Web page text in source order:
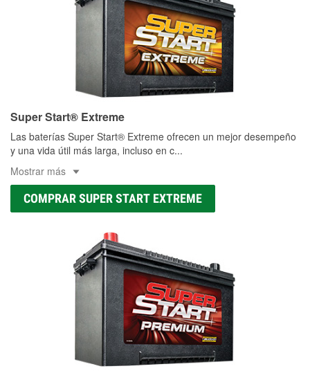
Super Start® Extreme
Las baterías Super Start® Extreme ofrecen un mejor desempeño
y una vida útil más larga, incluso en c...
Mostrar más
COMPRAR SUPER START EXTREME